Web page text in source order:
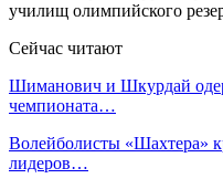
Сейчас читают
Шиманович и Шкурдай
чемпионата…
Волейболисты «Шахтера»
лидеров…